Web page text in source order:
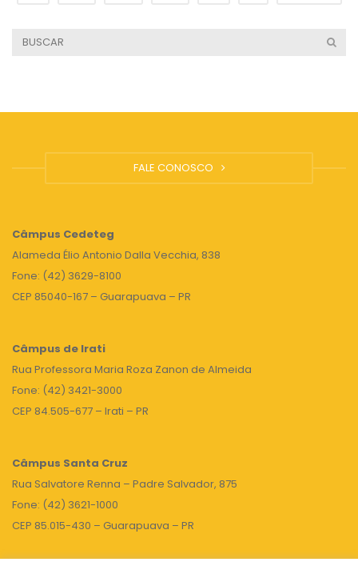
FALE CONOSCO
Câmpus Cedeteg
Alameda Élio Antonio Dalla Vecchia, 838
Fone: (42) 3629-8100
CEP 85040-167 – Guarapuava – PR
Câmpus de Irati
Rua Professora Maria Roza Zanon de Almeida
Fone: (42) 3421-3000
CEP 84.505-677 – Irati – PR
Câmpus Santa Cruz
Rua Salvatore Renna – Padre Salvador, 875
Fone: (42) 3621-1000
CEP 85.015-430 – Guarapuava – PR